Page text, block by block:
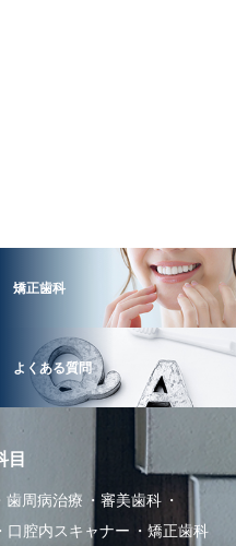
矯正歯科
よくある質問
目
歯周病治療
審美歯科
口腔内スキャナー 矯正歯科